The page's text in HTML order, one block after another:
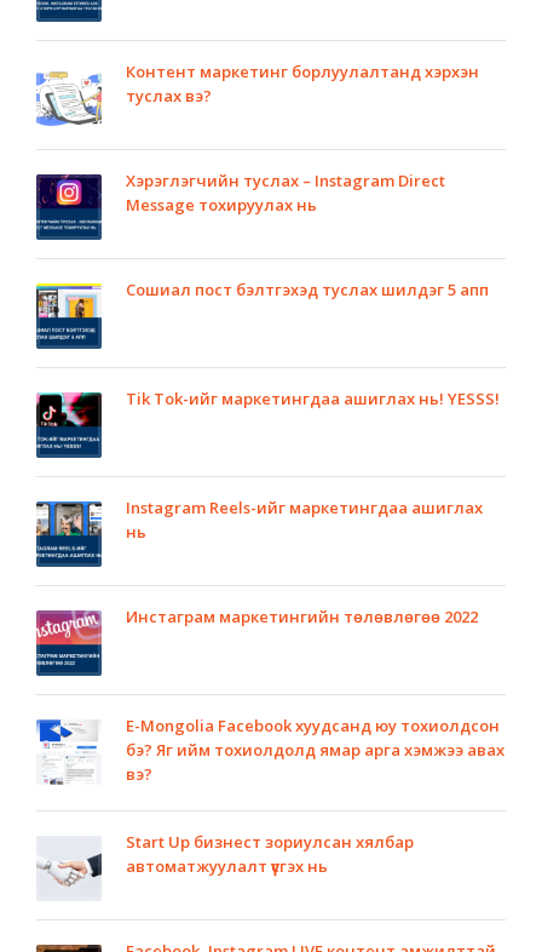
Контент маркетинг борлуулалтанд хэрхэн
туслах вэ?
Хэрэглэгчийн туслах – Instagram Direct
Message тохируулах нь
Сошиал пост бэлтгэхэд туслах шилдэг 5 апп
Tik Tok-ийг маркетингдаа ашиглах нь! YESSS!
Instagram Reels-ийг маркетингдаа ашиглах
нь
Инстаграм маркетингийн төлөвлөгөө 2022
E-Mongolia Facebook хуудсанд юу тохиолдсон
бэ? Яг ийм тохиолдолд ямар арга хэмжээ авах
вэ?
Start Up бизнест зориулсан хялбар
автоматжуулалт үүсгэх нь